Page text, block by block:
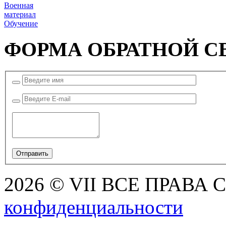
Военная
материал
Обучение
ФОРМА ОБРАТНОЙ
2026 © VII ВСЕ ПРАВА
конфиденциальности